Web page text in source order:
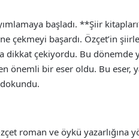
başladı. **Şiir
çekmeyi başardı. Özçet’in
çekiyordu. Bu dönemde
önemli bir eser oldu. Bu eser,
roman ve öykü yazarlığına